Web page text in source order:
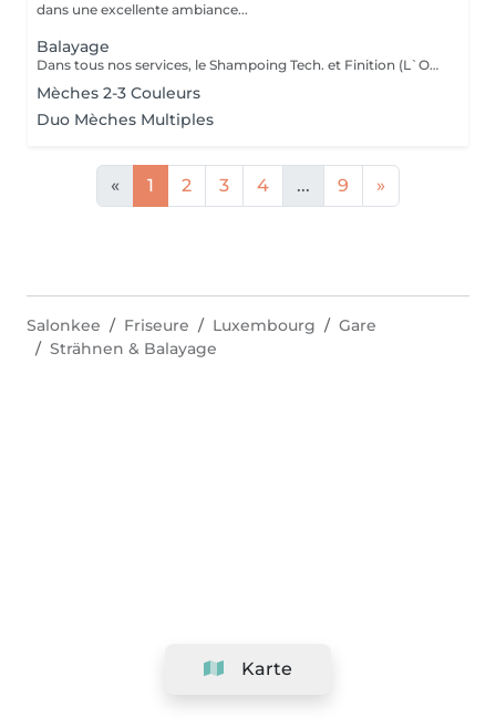
dans une excellente ambiance...
Balayage
Dans tous nos services, le Shampoing Tech. et Finition (L`OREAL)sont compris.
Mèches 2-3 Couleurs
Duo Mèches Multiples
« 1 2 3 4 ... 9 »
Karte
Salonkee Friseure Luxembourg
Gare
Strähnen & Balayage